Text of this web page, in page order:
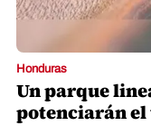
Honduras
Un parque
potenciarán